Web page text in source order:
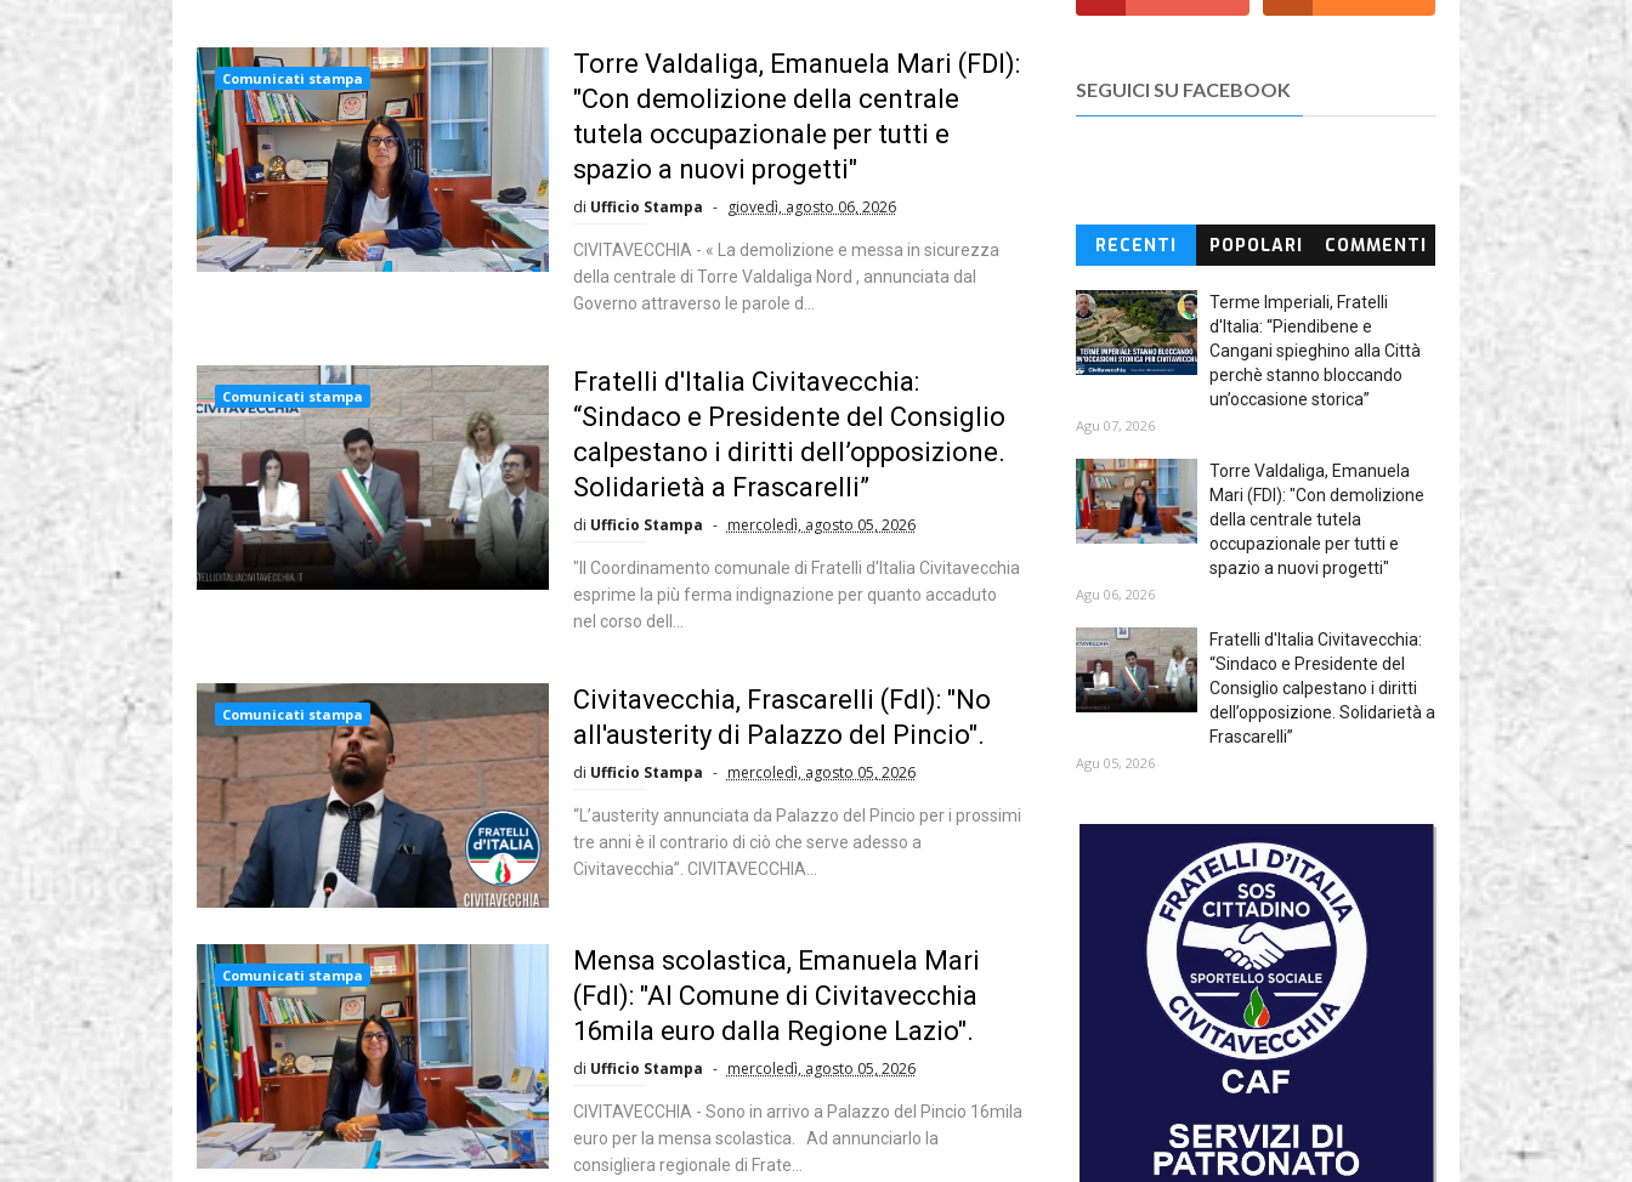
Comunicati stampa
Torre Valdaliga, Emanuela Mari (FDI):
"Con demolizione della centrale
tutela occupazionale per tutti e
spazio a nuovi progetti"
di Ufficio Stampa giovedì, agosto 06, 2026
CIVITAVECCHIA - « La demolizione e messa in sicurezza
della centrale di Torre Valdaliga Nord , annunciata dal
Governo attraverso le parole d...
Comunicati stampa
Fratelli d'Italia Civitavecchia:
“Sindaco e Presidente del Consiglio
calpestano i diritti dell’opposizione.
Solidarietà a Frascarelli”
di Ufficio Stampa mercoledì, agosto 05, 2026
"Il Coordinamento comunale di Fratelli d'Italia Civitavecchia
esprime la più ferma indignazione per quanto accaduto
nel corso dell...
Comunicati stampa
Civitavecchia, Frascarelli (FdI): "No
all'austerity di Palazzo del Pincio".
di Ufficio Stampa mercoledì, agosto 05, 2026
“L’austerity annunciata da Palazzo del Pincio per i prossimi
tre anni è il contrario di ciò che serve adesso a
Civitavecchia”. CIVITAVECCHIA...
Comunicati stampa
Mensa scolastica, Emanuela Mari
(FdI): "Al Comune di Civitavecchia
16mila euro dalla Regione Lazio".
di Ufficio Stampa mercoledì, agosto 05, 2026
CIVITAVECCHIA - Sono in arrivo a Palazzo del Pincio 16mila
euro per la mensa scolastica. Ad annunciarlo la
consigliera regionale di Frate...
SEGUICI SU FACEBOOK
RECENTI POPOLARI COMMENTI
Terme Imperiali, Fratelli
d'Italia: “Piendibene e
Cangani spieghino alla Città
perchè stanno bloccando
un’occasione storica”
Agu 07, 2026
Torre Valdaliga, Emanuela
Mari (FDI): "Con demolizione
della centrale tutela
occupazionale per tutti e
spazio a nuovi progetti"
Agu 06, 2026
Fratelli d'Italia Civitavecchia:
“Sindaco e Presidente del
Consiglio calpestano i diritti
dell’opposizione. Solidarietà a
Frascarelli”
Agu 05, 2026